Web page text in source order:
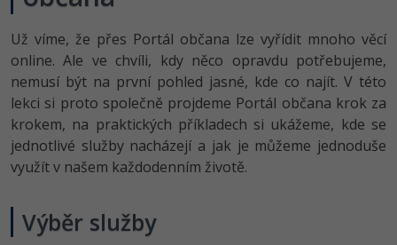
Spring
ASP.NET MVC
Django
UML a návrhové vzory
MySQL/MariaDB
MS-SQL
SQLite
Tester
Systémový administrátor
Grafik / UX/UI návrhář
3D grafik
Projektový manažer
Databázový analytik
Swift
Kotlin -80%
-80%
VB.NET
Návrh SW -80%
Business
Kryptoměny -25%
Copywriting -30%
-80%
Google Dokumenty
Už víme, že přes Portál občana lze vyřídit mnoho věcí
online. Ale ve chvíli, kdy něco opravdu potřebujeme,
nemusí být na první pohled jasné, kde co najít. V této
lekci si proto společně projdeme Portál občana krok za
krokem, na praktických příkladech si ukážeme, kde se
jednotlivé služby nacházejí a jak je můžeme jednoduše
využít v našem každodenním životě.
Výběr služby